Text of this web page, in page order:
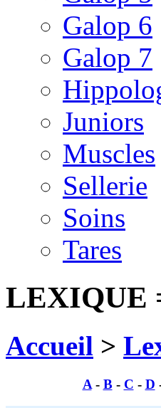
Galop 6
Galop 7
Juniors
Muscles
Sellerie
Soins
Tares
LEXIQUE
Accueil >
A- B- C - D